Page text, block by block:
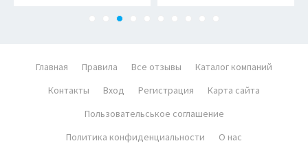
Главная Правила Все отзывы
Каталог компаний
Контакты
Вход Регистрация
Карта сайта
Пользовательськое соглашение
Политика конфиденциальности
О нас